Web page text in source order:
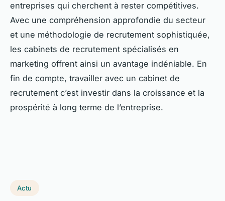
entreprises qui cherchent à rester compétitives.
Avec une compréhension approfondie du secteur
et une méthodologie de recrutement sophistiquée,
les cabinets de recrutement spécialisés en
marketing offrent ainsi un avantage indéniable. En
fin de compte, travailler avec un cabinet de
recrutement c’est investir dans la croissance et la
prospérité à long terme de l’entreprise.
Actu